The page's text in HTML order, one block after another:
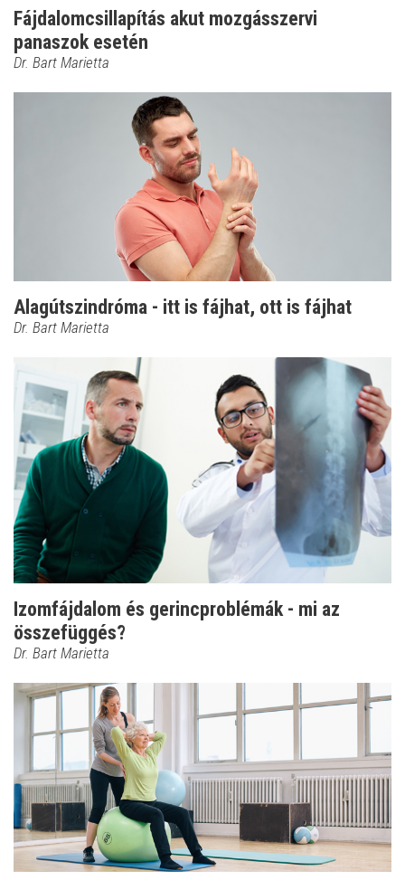
Fájdalomcsillapítás akut mozgásszervi
panaszok esetén
Dr. Bart Marietta
Alagútszindróma - itt is fájhat, ott is fájhat
Dr. Bart Marietta
Izomfájdalom és gerincproblémák - mi az
összefüggés?
Dr. Bart Marietta